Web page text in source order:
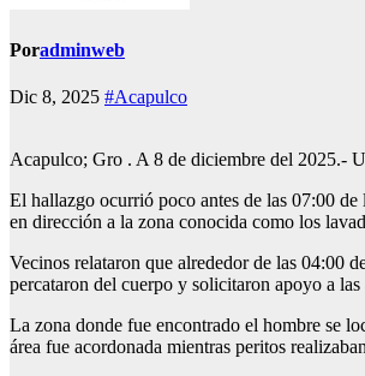
Poradminweb
Dic 8, 2025 #Acapulco
Acapulco; Gro . A 8 de diciembre del 2025.-
El hallazgo ocurrió poco antes de las 07:00
en dirección a la zona conocida como los
Vecinos relataron que alrededor de las 04:00
percataron del cuerpo y solicitaron apoyo a las
La zona donde fue encontrado el hombre se
área fue acordonada mientras peritos